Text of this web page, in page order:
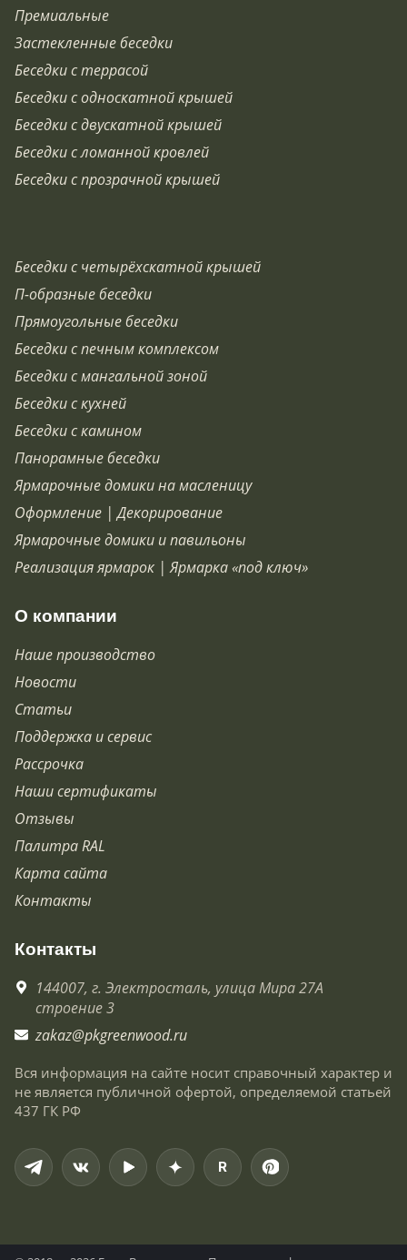
Премиальные
Застекленные беседки
Беседки с террасой
Беседки с односкатной крышей
Беседки с двускатной крышей
Беседки с ломанной кровлей
Беседки с прозрачной крышей
Беседки с четырёхскатной крышей
П-образные беседки
Прямоугольные беседки
Беседки с печным комплексом
Беседки с мангальной зоной
Беседки с кухней
Беседки с камином
Панорамные беседки
Ярмарочные домики на масленицу
Оформление | Декорирование
Ярмарочные домики и павильоны
Реализация ярмарок | Ярмарка «под ключ»
О компании
Наше производство
Новости
Статьи
Поддержка и сервис
Рассрочка
Наши сертификаты
Отзывы
Палитра RAL
Карта сайта
Контакты
Контакты
144007, г. Электросталь, улица Мира 27А
строение 3
zakaz@pkgreenwood.ru
Вся информация на сайте носит справочный характер и
не является публичной офертой, определяемой статьей
437 ГК РФ
R